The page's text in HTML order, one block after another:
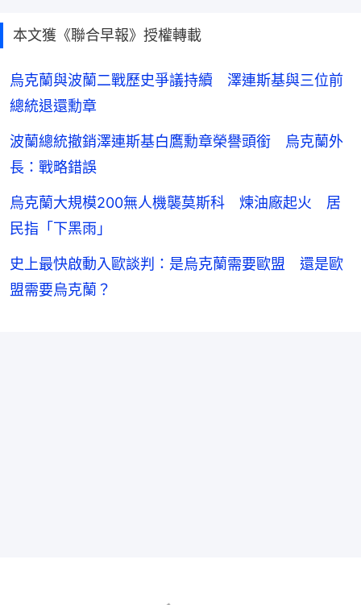
本文獲《聯合早報》授權轉載
烏克蘭與波蘭二戰歷史爭議持續 澤連斯基與三位前
總統退還勳章
波蘭總統撤銷澤連斯基白鷹勳章榮譽頭銜 烏克蘭外
長：戰略錯誤
烏克蘭大規模200無人機襲莫斯科 煉油廠起火 居
民指「下黑雨」
史上最快啟動入歐談判：是烏克蘭需要歐盟 還是歐
盟需要烏克蘭？